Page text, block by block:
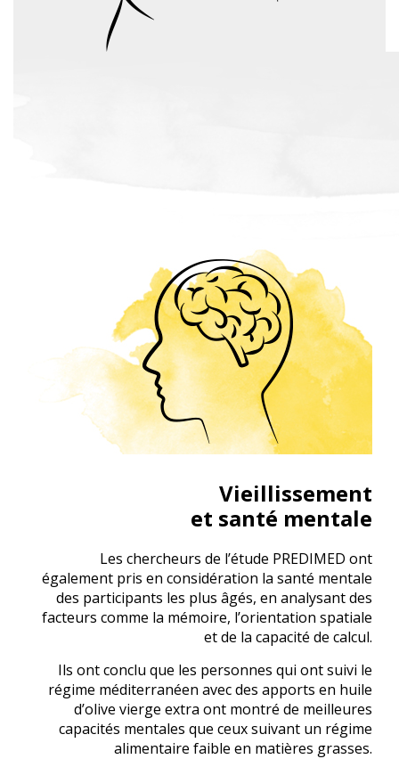
Vieillissement
et santé mentale
Les chercheurs de l’étude PREDIMED ont
également pris en considération la santé mentale
des participants les plus âgés, en analysant des
facteurs comme la mémoire, l’orientation spatiale
et de la capacité de calcul.
Ils ont conclu que les personnes qui ont suivi le
régime méditerranéen avec des apports en huile
d’olive vierge extra ont montré de meilleures
capacités mentales que ceux suivant un régime
alimentaire faible en matières grasses.